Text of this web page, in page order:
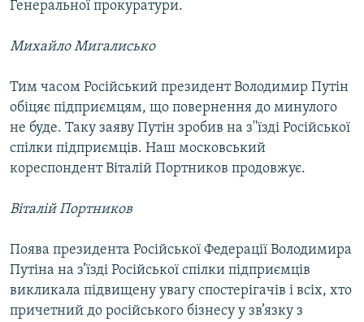
Генеральної прокуратури.
Михайло Мигалисько
Тим часом Російський президент Володимир Путін
обіцяє підприємцям, що повернення до минулого
не буде. Таку заяву Путін зробив на з''їзді Російської
спілки підприємців. Наш московський
кореспондент Віталій Портников продовжує.
Віталій Портников
Поява президента Російської Федерації Володимира
Путіна на з’їзді Російської спілки підприємців
викликала підвищену увагу спостерігачів і всіх, хто
причетний до російського бізнесу у зв’язку з